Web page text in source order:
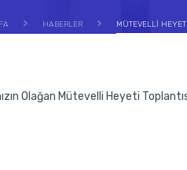
HABERLER MÜTEVELLİ
Olağan Mütevelli Heyeti